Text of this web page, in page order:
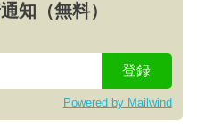
知（無料）
Powered by Mailwind